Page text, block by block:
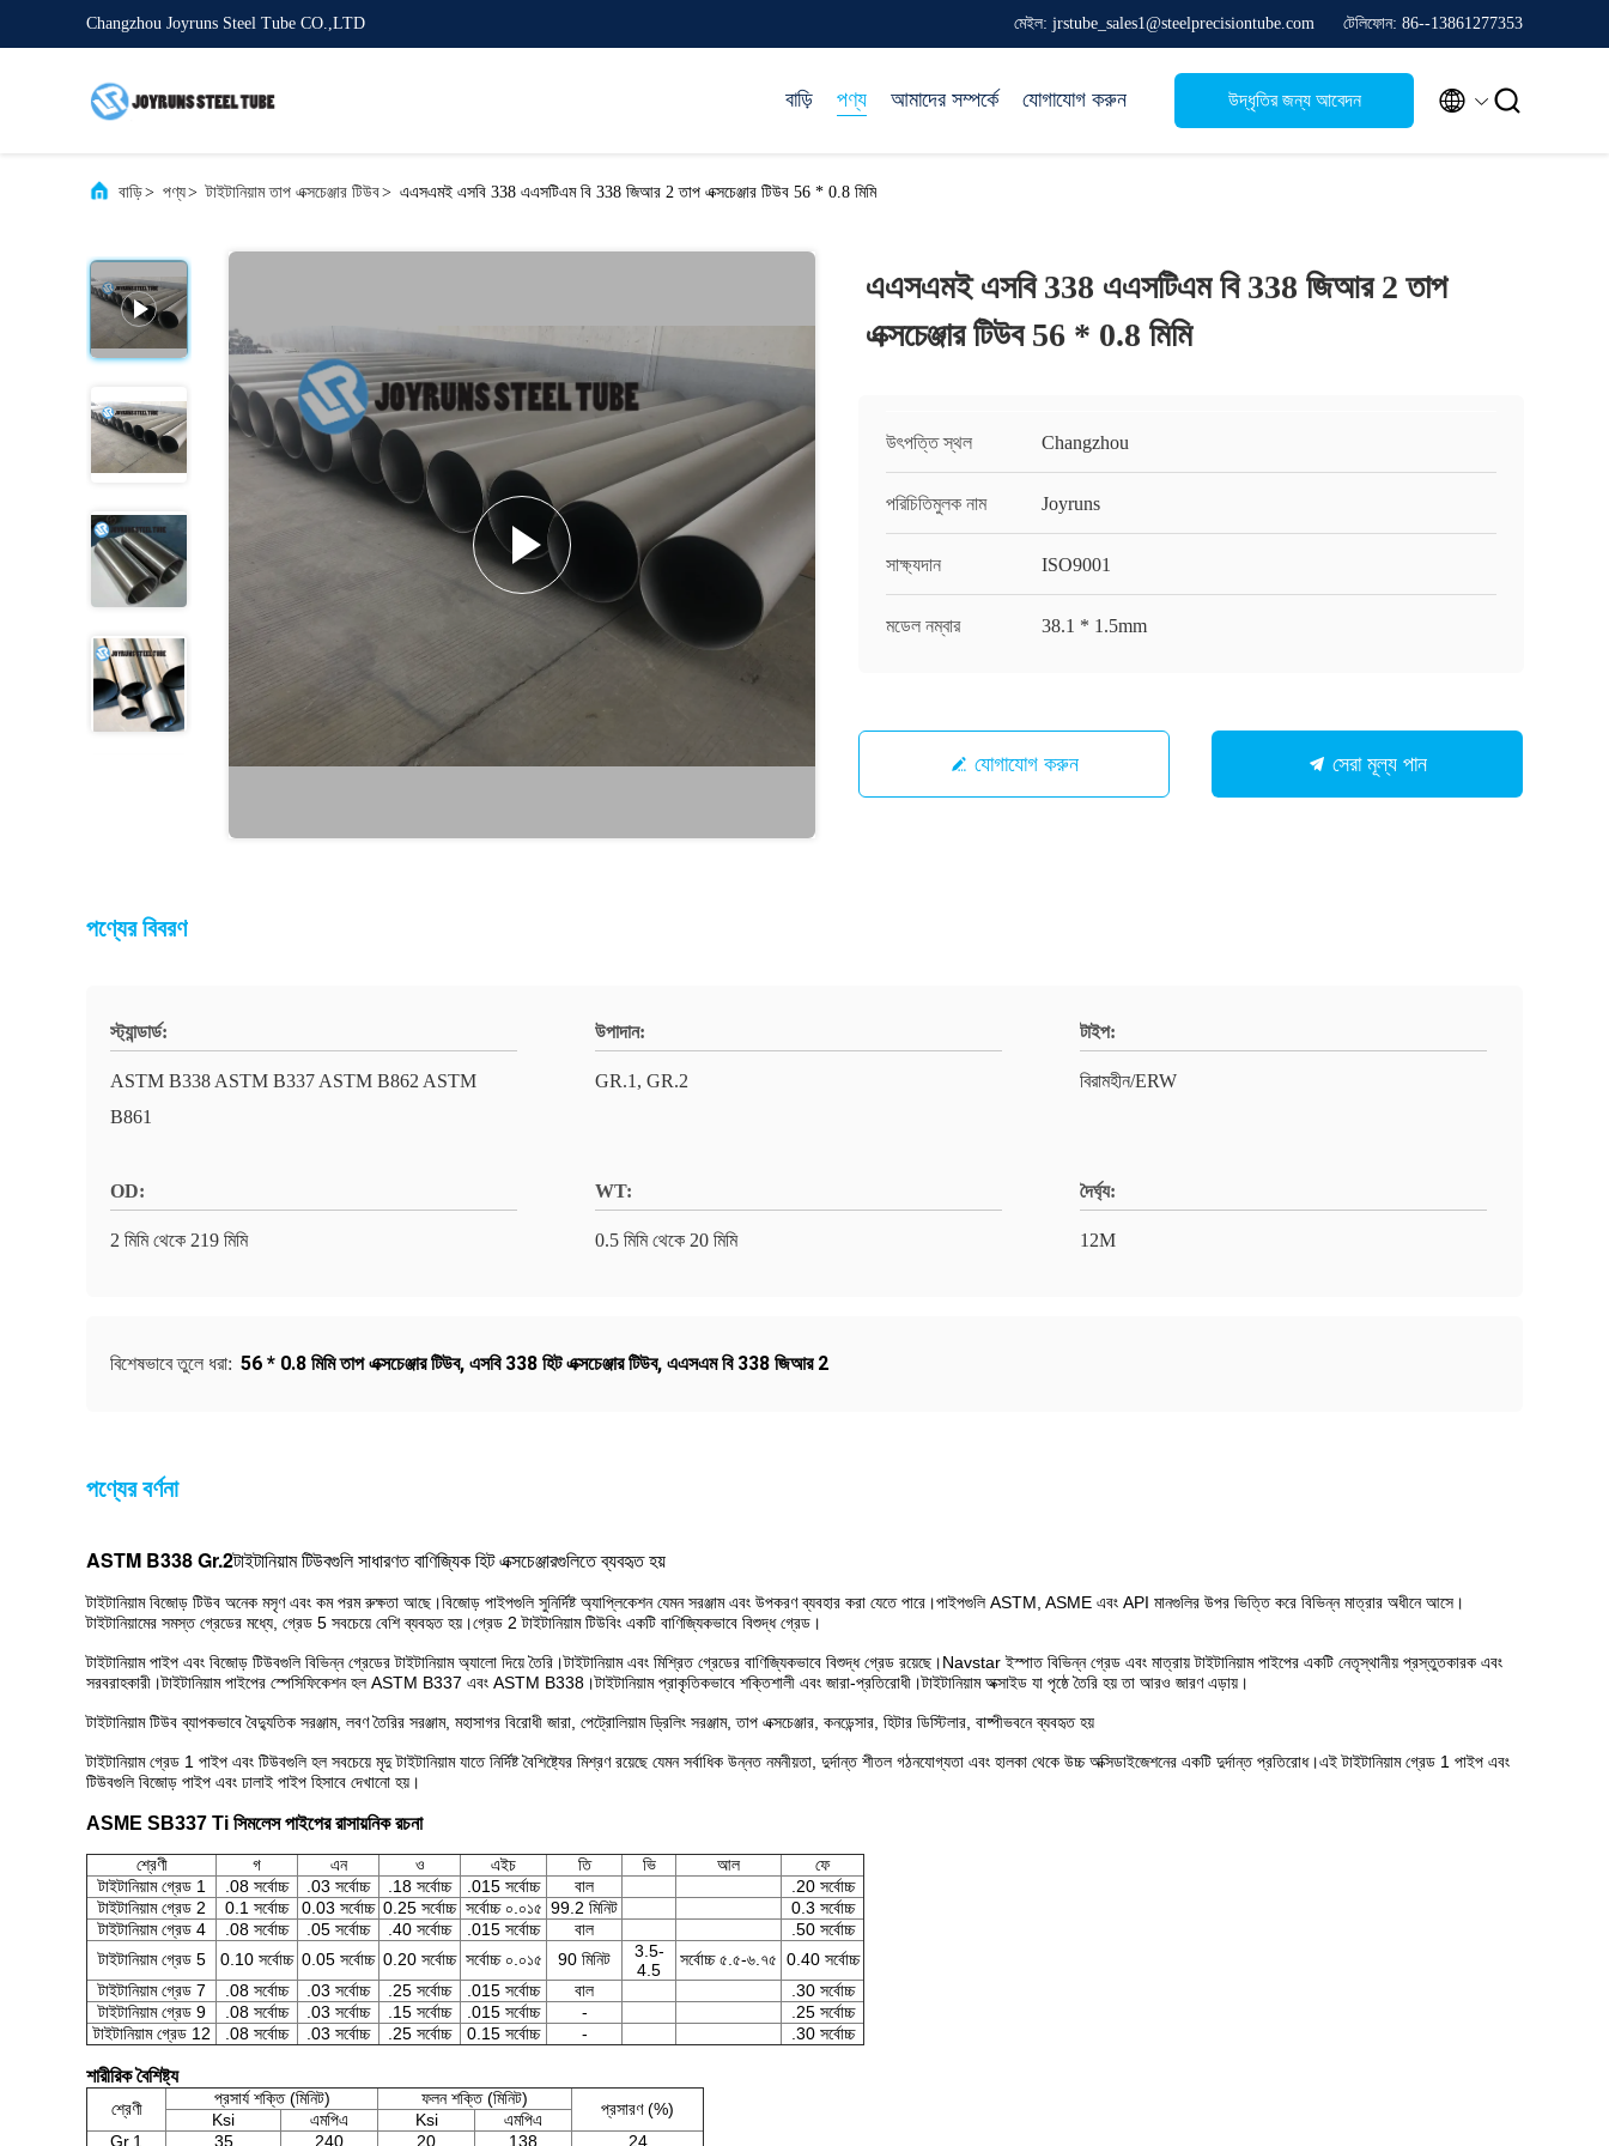
Changzhou Joyruns Steel Tube CO.,LTD মেইল: jrstube_sales1@steelprecisiontube.com টেলিফোন: 86--13861277353
বাড়ি পণ্য আমাদের সম্পর্কে যোগাযোগ করুন উদ্ধৃতির জন্য আবেদন  
বাড়ি> পণ্য> টাইটানিয়াম তাপ এক্সচেঞ্জার টিউব> এএসএমই এসবি 338 এএসটিএম বি 338 জিআর 2 তাপ এক্সচেঞ্জার টিউব 56 * 0.8 মিমি
এএসএমই এসবি 338 এএসটিএম বি 338 জিআর 2 তাপ
এক্সচেঞ্জার টিউব 56 * 0.8 মিমি
উৎপত্তি স্থল Changzhou
পরিচিতিমুলক নাম Joyruns
সাক্ষ্যদান ISO9001
মডেল নম্বার 38.1 * 1.5mm
যোগাযোগ করুন সেরা মূল্য পান
পণ্যের বিবরণ
স্ট্যান্ডার্ড:
ASTM B338 ASTM B337 ASTM B862 ASTM
B861
উপাদান:
GR.1, GR.2
টাইপ:
বিরামহীন/ERW
OD:
2 মিমি থেকে 219 মিমি
WT:
0.5 মিমি থেকে 20 মিমি
দৈর্ঘ্য:
12M
বিশেষভাবে তুলে ধরা: 56 * 0.8 মিমি তাপ এক্সচেঞ্জার টিউব, এসবি 338 হিট এক্সচেঞ্জার টিউব, এএসএম বি 338 জিআর 2
পণ্যের বর্ণনা
ASTM B338 Gr.2টাইটানিয়াম টিউবগুলি সাধারণত বাণিজ্যিক হিট এক্সচেঞ্জারগুলিতে ব্যবহৃত হয়
টাইটানিয়াম বিজোড় টিউব অনেক মসৃণ এবং কম পরম রুক্ষতা আছে।বিজোড় পাইপগুলি সুনির্দিষ্ট অ্যাপ্লিকেশন যেমন সরঞ্জাম এবং উপকরণ ব্যবহার করা যেতে পারে।পাইপগুলি ASTM, ASME এবং API মানগুলির উপর ভিত্তি করে বিভিন্ন মাত্রার অধীনে আসে।
টাইটানিয়ামের সমস্ত গ্রেডের মধ্যে, গ্রেড 5 সবচেয়ে বেশি ব্যবহৃত হয়।গ্রেড 2 টাইটানিয়াম টিউবিং একটি বাণিজ্যিকভাবে বিশুদ্ধ গ্রেড।
টাইটানিয়াম পাইপ এবং বিজোড় টিউবগুলি বিভিন্ন গ্রেডের টাইটানিয়াম অ্যালো দিয়ে তৈরি।টাইটানিয়াম এবং মিশ্রিত গ্রেডের বাণিজ্যিকভাবে বিশুদ্ধ গ্রেড রয়েছে।Navstar ইস্পাত বিভিন্ন গ্রেড এবং মাত্রায় টাইটানিয়াম পাইপের একটি নেতৃস্থানীয় প্রস্তুতকারক এবং
সরবরাহকারী।টাইটানিয়াম পাইপের স্পেসিফিকেশন হল ASTM B337 এবং ASTM B338।টাইটানিয়াম প্রাকৃতিকভাবে শক্তিশালী এবং জারা-প্রতিরোধী।টাইটানিয়াম অক্সাইড যা পৃষ্ঠে তৈরি হয় তা আরও জারণ এড়ায়।
টাইটানিয়াম টিউব ব্যাপকভাবে বৈদ্যুতিক সরঞ্জাম, লবণ তৈরির সরঞ্জাম, মহাসাগর বিরোধী জারা, পেট্রোলিয়াম ড্রিলিং সরঞ্জাম, তাপ এক্সচেঞ্জার, কনডেন্সার, হিটার ডিস্টিলার, বাষ্পীভবনে ব্যবহৃত হয়
টাইটানিয়াম গ্রেড 1 পাইপ এবং টিউবগুলি হল সবচেয়ে মৃদু টাইটানিয়াম যাতে নির্দিষ্ট বৈশিষ্ট্যের মিশ্রণ রয়েছে যেমন সর্বাধিক উন্নত নমনীয়তা, দুর্দান্ত শীতল গঠনযোগ্যতা এবং হালকা থেকে উচ্চ অক্সিডাইজেশনের একটি দুর্দান্ত প্রতিরোধ।এই টাইটানিয়াম গ্রেড 1 পাইপ এবং
টিউবগুলি বিজোড় পাইপ এবং ঢালাই পাইপ হিসাবে দেখানো হয়।
ASME SB337 Ti সিমলেস পাইপের রাসায়নিক রচনা
শ্রেণী গ এন ও এইচ তি ভি আল
ফে
টাইটানিয়াম গ্রেড 1
.08 সর্বোচ্চ .03 সর্বোচ্চ .18 সর্বোচ্চ .015 সর্বোচ্চ বাল
.20 সর্বোচ্চ
টাইটানিয়াম গ্রেড 2
0.1 সর্বোচ্চ 0.03 সর্বোচ্চ 0.25 সর্বোচ্চ সর্বোচ্চ ০.০১৫ 99.2 মিনিট
0.3 সর্বোচ্চ
টাইটানিয়াম গ্রেড 4
.08 সর্বোচ্চ .05 সর্বোচ্চ .40 সর্বোচ্চ .015 সর্বোচ্চ বাল
.50 সর্বোচ্চ
টাইটানিয়াম গ্রেড 5
0.10 সর্বোচ্চ 0.05 সর্বোচ্চ 0.20 সর্বোচ্চ সর্বোচ্চ ০.০১৫ 90 মিনিট
3.5-
4.5
সর্বোচ্চ ৫.৫-৬.৭৫ 0.40 সর্বোচ্চ
টাইটানিয়াম গ্রেড 7
.08 সর্বোচ্চ .03 সর্বোচ্চ .25 সর্বোচ্চ .015 সর্বোচ্চ বাল
.30 সর্বোচ্চ
টাইটানিয়াম গ্রেড 9
.08 সর্বোচ্চ .03 সর্বোচ্চ .15 সর্বোচ্চ .015 সর্বোচ্চ -
.25 সর্বোচ্চ
টাইটানিয়াম গ্রেড 12
.08 সর্বোচ্চ .03 সর্বোচ্চ .25 সর্বোচ্চ 0.15 সর্বোচ্চ - .30 সর্বোচ্চ
শারীরিক বৈশিষ্ট্য
শ্রেণী
প্রসার্য শক্তি (মিনিট) ফলন শক্তি (মিনিট)
প্রসারণ (%)
Ksi এমপিএ Ksi
এমপিএ
Gr.1
35 240 20 138 24